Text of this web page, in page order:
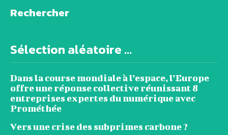
Rechercher
Sélection aléatoire ...
Dans la course mondiale à l’espace, l’Europe
offre une réponse collective réunissant 8
entreprises expertes du numérique avec
Prométhée
Vers une crise des subprimes carbone ?